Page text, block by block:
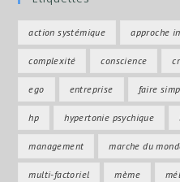
action systémique approche
complexité conscience
ego entreprise faire
hp hypertonie psychique
management marche du
multi-factoriel mème